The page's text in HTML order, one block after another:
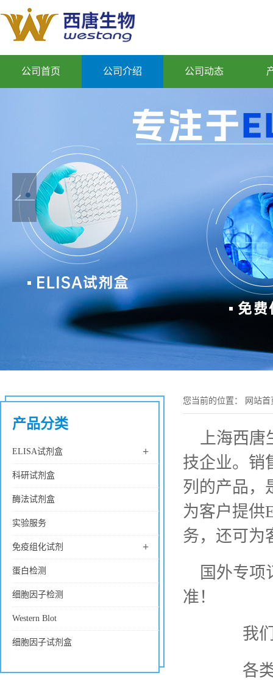
公司首页 公司介绍 公司动态
产品分类
ELISA试剂盒 +
科研试剂盒
酶法试剂盒
实验服务
免疫组化试剂 +
蛋白检测
细胞因子检测
Western Blot
细胞因子试剂盒
您当前的位置： 网站首
上海西唐
技企业。销
列的产品，
为客户提供
务，还可为
国外专项
准！
我们主要
各